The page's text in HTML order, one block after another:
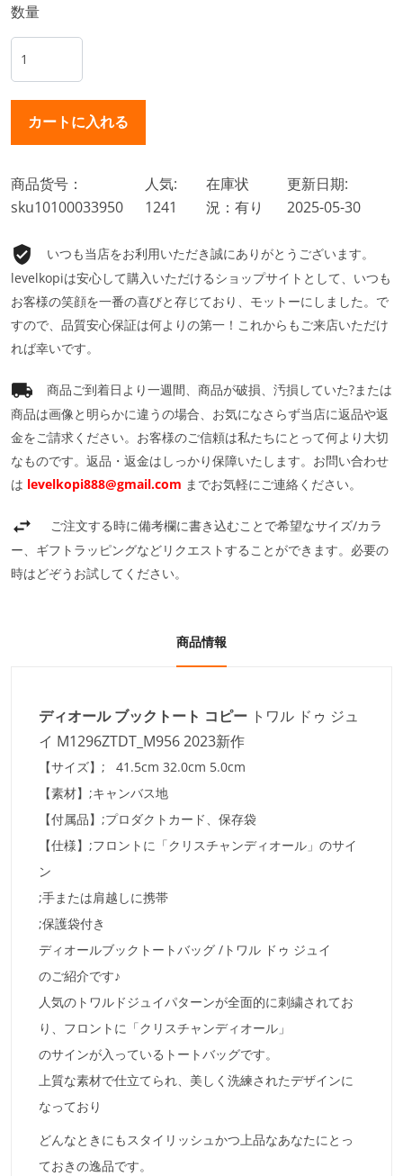
数量
商品货号：
sku10100033950
人気:
1241
在庫状
況：有り
更新日期:
2025-05-30
いつも当店をお利用いただき誠にありがとうございます。
levelkopiは安心して購入いただけるショップサイトとして、いつも
お客様の笑顔を一番の喜びと存じており、モットーにしました。で
すので、品質安心保証は何よりの第一！これからもご来店いただけ
れば幸いです。
商品ご到着日より一週間、商品が破損、汚損していた?または
商品は画像と明らかに違うの場合、お気になさらず当店に返品や返
金をご請求ください。お客様のご信頼は私たちにとって何より大切
なものです。返品・返金はしっかり保障いたします。お問い合わせ
は levelkopi888@gmail.com までお気軽にご連絡ください。
ご注文する時に備考欄に書き込むことで希望なサイズ/カラ
ー、ギフトラッピングなどリクエストすることができます。必要の
時はどぞうお試してください。
商品情報
ディオール ブックトート コピー トワル ドゥ ジュ
イ M1296ZTDT_M956 2023新作
【サイズ】; 41.5cm 32.0cm 5.0cm
【素材】;キャンバス地
【付属品】;プロダクトカード、保存袋
【仕様】;フロントに「クリスチャンディオール」のサイ
ン
;手または肩越しに携帯
;保護袋付き
ディオールブックトートバッグ /トワル ドゥ ジュイ
のご紹介です♪
人気のトワルドジュイパターンが全面的に刺繍されてお
り、フロントに「クリスチャンディオール」
のサインが入っているトートバッグです。
上質な素材で仕立てられ、美しく洗練されたデザインに
なっており
どんなときにもスタイリッシュかつ上品なあなたにとっ
ておきの逸品です。